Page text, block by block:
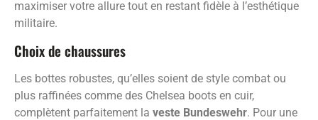
maximiser votre allure tout en restant fidèle à l’esthétique
militaire.
Choix de chaussures
Les bottes robustes, qu’elles soient de style combat ou
plus raffinées comme des Chelsea boots en cuir,
complètent parfaitement la veste Bundeswehr. Pour une